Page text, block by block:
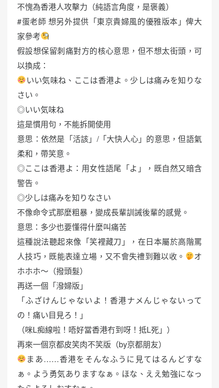
不愧為香港人攻擊力（純語言角度，是褒義）
#蛋老師 想另外提供「東京貴婦風的優雅版本」俾大
家參考
假設想保留刺痛對方的核心意思，但不想太街頭，可
以換成：
いい気味ね、ここは香港よ。少しは痛みを知りな
さい。
◎いい気味ね
這是慣用句，不能拆開使用
意思：依然是「活該」/「大快人心」的意思，但語氣
柔和，帶笑意。
◎ここは香港よ：用女性語尾「よ」，既自然又暗含
警告。
◎少しは痛みを知りなさい
不像命令式那麼粗暴，變成長輩訓誡後輩的感覺。
意思：多少也要懂得什麼叫痛苦
這種說法聽起來像「笑裡藏刀」，在日本屬於高階罵
人技巧，既能表達立場，又不會失禮到難以收。
オ
ホホホ〜（撥頭髮）
再送一個「潑婦版」
「ふざけんじゃないよ！香港ナメんじゃないって
の！痛い目見ろ！」
（咪L痴線啦！唔好當香港冇到呀！抵L死」）
再來一個京都皮笑肉不笑版（by京都朋友）
まあ……香港をそんなふうに見てはるんどすな
ぁ。よう勇気ありますなぁ。ほな、ええ勉強になっ